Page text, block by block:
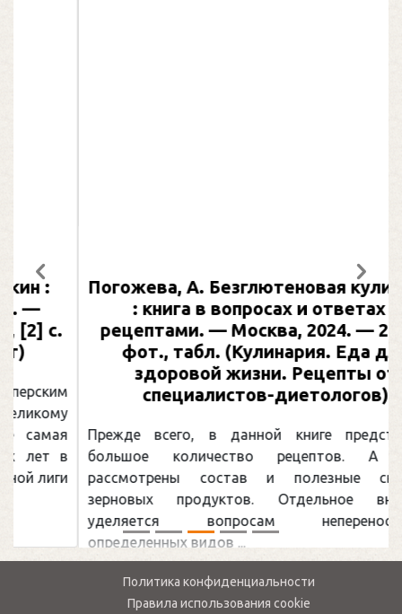
Погожева, А. Безглютеновая кулинария
: книга в вопросах и ответах с
рецептами. — Москва, 2024. — 217 с.,
фот., табл. (Кулинария. Еда для
здоровой жизни. Рецепты от
специалистов-диетологов)
Прежде всего, в данной книге представлено
большое количество рецептов. А также
рассмотрены состав и полезные свойства
зерновых продуктов. Отдельное внимание
уделяется вопросам непереносимости
определенных видов ...